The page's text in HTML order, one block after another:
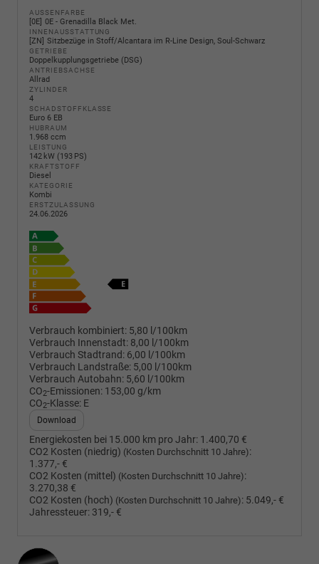
AUSSENFARBE
0E 0E - Grenadilla Black Met.
INNENAUSSTATTUNG
ZN Sitzbezüge in Stoff/Alcantara im R-Line Design, Soul-Schwarz
GETRIEBE
Doppelkupplungsgetriebe (DSG)
ANTRIEBSACHSE
Allrad
ZYLINDER
4
SCHADSTOFFKLASSE
Euro 6 EB
HUBRAUM
1.968 ccm
LEISTUNG
142 kW (193 PS)
KRAFTSTOFF
Diesel
KATEGORIE
Kombi
ERSTZULASSUNG
24.06.2026
Verbrauch kombiniert: 5,80 l/100km
Verbrauch Innenstadt: 8,00 l/100km
Verbrauch Stadtrand: 6,00 l/100km
Verbrauch Landstraße: 5,00 l/100km
Verbrauch Autobahn: 5,60 l/100km
CO2-Emissionen: 153,00 g/km
CO2-Klasse: E
Download
Energiekosten bei 15.000 km pro Jahr: 1.400,70 €
CO2 Kosten (niedrig) (Kosten Durchschnitt 10 Jahre):
1.377,- €
CO2 Kosten (mittel) (Kosten Durchschnitt 10 Jahre):
3.270,38 €
CO2 Kosten (hoch) (Kosten Durchschnitt 10 Jahre): 5.049,- €
Jahressteuer: 319,- €